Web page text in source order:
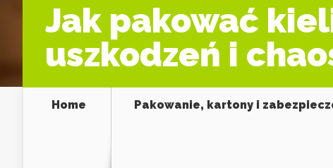
Jak pakować
uszkodzeń i
Home Pakowanie, kartony i